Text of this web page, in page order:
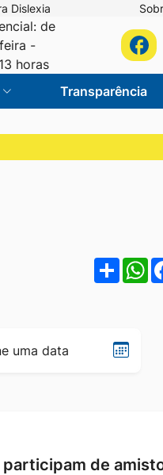
Dislexia
de
-
horas
a
Rede
Transparência
participam de